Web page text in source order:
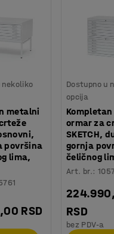
nekoliko
metalni
površina
lima,
RSD
Dostupno u
opcija
ormar za
SKETCH,
gornja
čeličnog
Art. br.:
RSD
bez PDV-a